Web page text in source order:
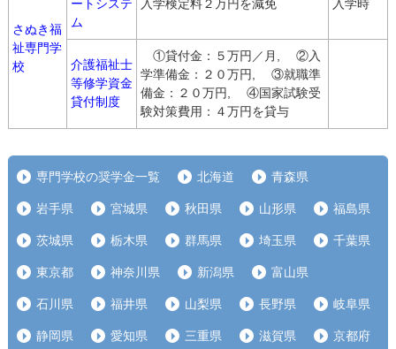
さぬき福
祉専門学
校
ートシステ
ム
入学検定料２万円を減免 入学時
介護福祉士
等修学資金
貸付制度
①貸付金：５万円／月, ②入
学準備金：２０万円, ③就職準
備金：２０万円, ④国家試験受
験対策費用：４万円を貸与
専門学校の奨学金一覧 北海道 青森県
岩手県 宮城県 秋田県 山形県 福島県
茨城県 栃木県 群馬県 埼玉県 千葉県
東京都 神奈川県 新潟県 富山県
石川県 福井県 山梨県 長野県 岐阜県
静岡県 愛知県 三重県 滋賀県 京都府